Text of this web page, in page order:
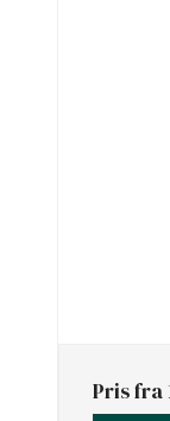
Pris fra